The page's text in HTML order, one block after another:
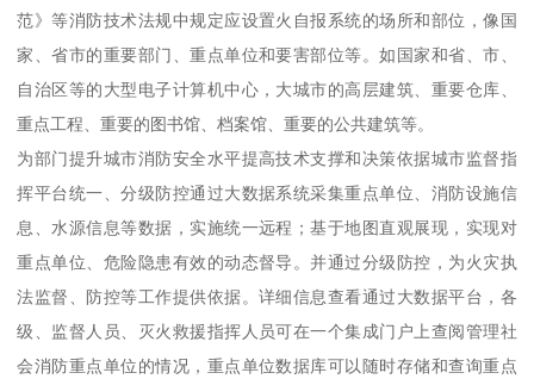
范》等消防技术法规中规定应设置火自报系统的场所和部位，像国
家、省市的重要部门、重点单位和要害部位等。如国家和省、市、
自治区等的大型电子计算机中心，大城市的高层建筑、重要仓库、
重点工程、重要的图书馆、档案馆、重要的公共建筑等。
为部门提升城市消防安全水平提高技术支撑和决策依据城市监督指
挥平台统一、分级防控通过大数据系统采集重点单位、消防设施信
息、水源信息等数据，实施统一远程；基于地图直观展现，实现对
重点单位、危险隐患有效的动态督导。并通过分级防控，为火灾执
法监督、防控等工作提供依据。详细信息查看通过大数据平台，各
级、监督人员、灭火救援指挥人员可在一个集成门户上查阅管理社
会消防重点单位的情况，重点单位数据库可以随时存储和查询重点